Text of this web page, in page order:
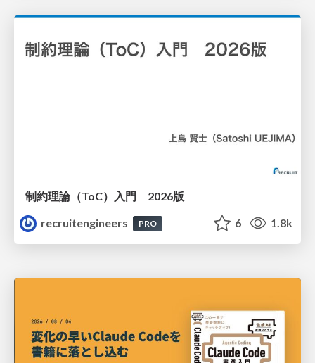
制約理論（ToC）入門 2026版
recruitengineers
PRO 6 1.8k